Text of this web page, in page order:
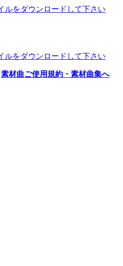
ルをダウンロードして下さい
ルをダウンロードして下さい
素材曲ご使用規約・素材曲集へ